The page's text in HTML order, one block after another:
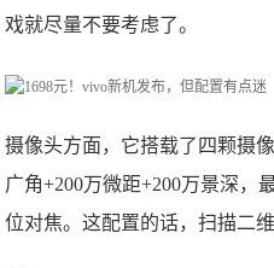
戏就尽量不要考虑了。
摄像头方面，它搭载了四颗摄
广角+200万微距+200万景深，
位对焦。这配置的话，扫描二